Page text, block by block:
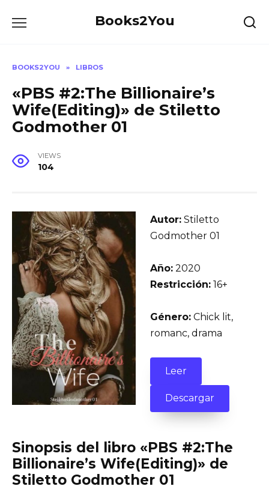
Books2You
BOOKS2YOU » LIBROS
«PBS #2:The Billionaire’s
Wife(Editing)» de Stiletto
Godmother 01
VIEWS
104
Autor: Stiletto
Godmother 01
Año: 2020
Restricción: 16+
Género: Chick lit,
romanc, drama
Leer
Descargar
Sinopsis del libro «PBS #2:The
Billionaire’s Wife(Editing)» de
Stiletto Godmother 01